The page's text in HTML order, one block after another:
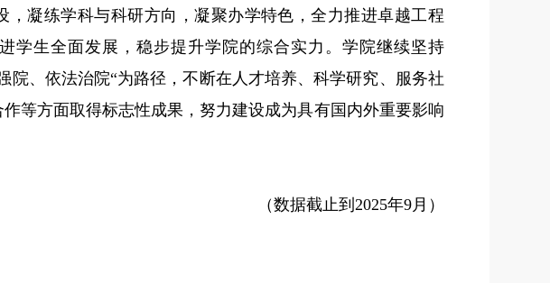
，凝练学科与科研方向，凝聚办学特色，全力推进卓越工程
学生全面发展，稳步提升学院的综合实力。学院继续坚持
院、依法治院“为路径，不断在人才培养、科学研究、服务社
等方面取得标志性成果，努力建设成为具有国内外重要影响
（数据截止到 2025年9月）